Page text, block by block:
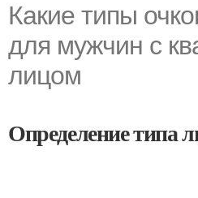
Какие типы
для мужчин с
лицом
Определение типа